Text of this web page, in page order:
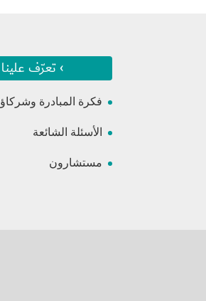
› تعرّف علينا
فكرة المبادرة
الأسئلة الشائعة
مستشارون